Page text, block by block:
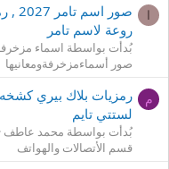
ا
روعة لاسم تامر
بُدأت بواسطة اسماء
صور أسماءمزخرفةومعانيها
م
لستتي تايم
بُدأت بواسطة محمد عاطف
قسم الأتصالات والهواتف